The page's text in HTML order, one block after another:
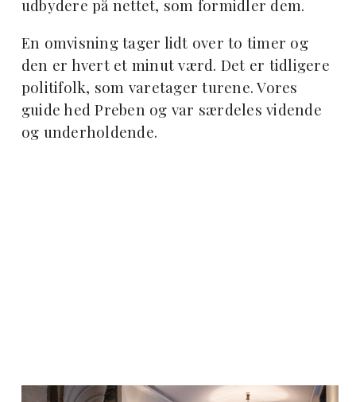
udbydere på nettet, som formidler dem.
En omvisning tager lidt over to timer og
den er hvert et minut værd. Det er tidligere
politifolk, som varetager turene. Vores
guide hed Preben og var særdeles vidende
og underholdende.